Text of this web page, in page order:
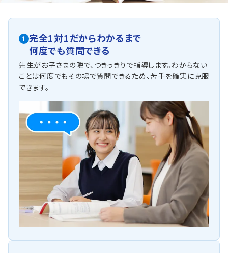
1
完全1対1だからわかるまで
何度でも質問できる
先生がお子さまの隣で、つきっきりで指導します。わからない
ことは何度でもその場で質問できるため、苦手を確実に克服
できます。